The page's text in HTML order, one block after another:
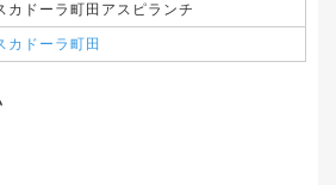
カドーラ町田アスピランチ
カドーラ町田